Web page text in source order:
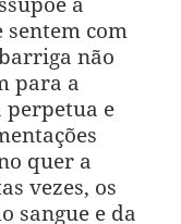
sentem com
não
para a
perpetua e
quer a
vezes, os
sangue e da